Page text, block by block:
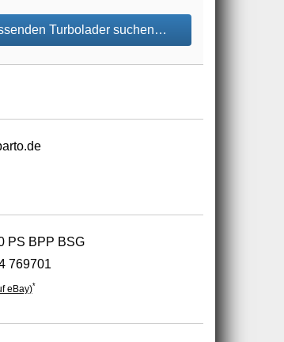
Turbolader suchen…
PS BPP BSG
769701
eBay)*